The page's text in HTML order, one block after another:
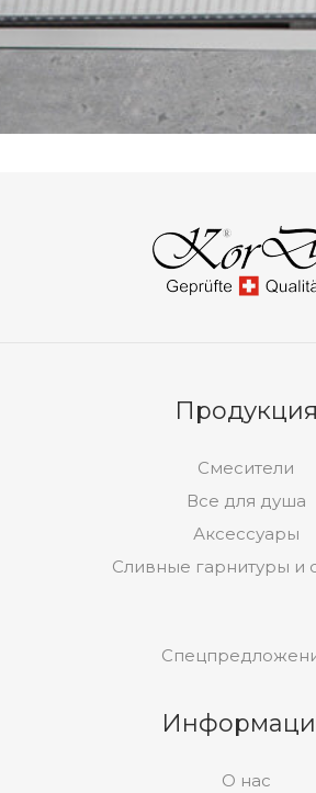
Продукция
Смесители
Все для душа
Аксессуары
Сливные гарнитуры и
О нас